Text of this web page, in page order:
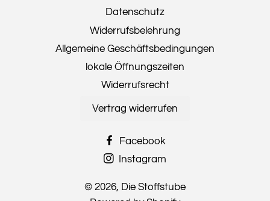
Datenschutz
Widerrufsbelehrung
Allgemeine Geschäftsbedingungen
lokale Öffnungszeiten
Widerrufsrecht
Vertrag widerrufen
Facebook
Instagram
© 2026, Die Stoffstube